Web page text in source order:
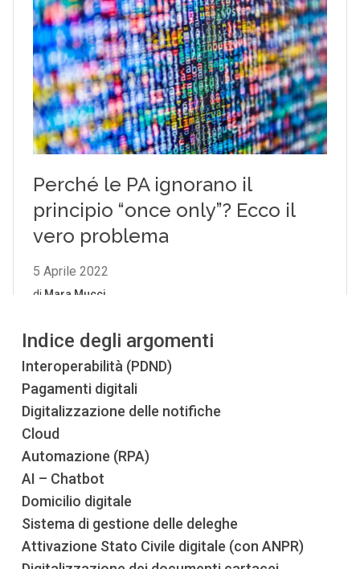
Indice degli argomenti
Interoperabilità (PDND)
Pagamenti digitali
Digitalizzazione delle notifiche
Cloud
Automazione (RPA)
AI – Chatbot
Domicilio digitale
Sistema di gestione delle deleghe
Attivazione Stato Civile digitale (con ANPR)